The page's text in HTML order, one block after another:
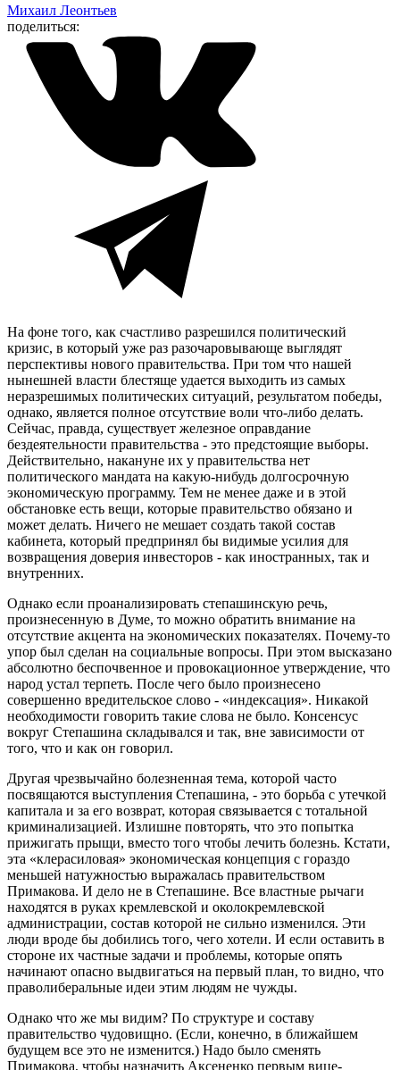
Михаил Леонтьев
поделиться:
На фоне того, как счастливо разрешился политический
кризис, в который уже раз разочаровывающе выглядят
перспективы нового правительства. При том что нашей
нынешней власти блестяще удается выходить из самых
неразрешимых политических ситуаций, результатом победы,
однако, является полное отсутствие воли что-либо делать.
Сейчас, правда, существует железное оправдание
бездеятельности правительства - это предстоящие выборы.
Действительно, накануне их у правительства нет
политического мандата на какую-нибудь долгосрочную
экономическую программу. Тем не менее даже и в этой
обстановке есть вещи, которые правительство обязано и
может делать. Ничего не мешает создать такой состав
кабинета, который предпринял бы видимые усилия для
возвращения доверия инвесторов - как иностранных, так и
внутренних.
Однако если проанализировать степашинскую речь,
произнесенную в Думе, то можно обратить внимание на
отсутствие акцента на экономических показателях. Почему-то
упор был сделан на социальные вопросы. При этом высказано
абсолютно беспочвенное и провокационное утверждение, что
народ устал терпеть. После чего было произнесено
совершенно вредительское слово - «индексация». Никакой
необходимости говорить такие слова не было. Консенсус
вокруг Степашина складывался и так, вне зависимости от
того, что и как он говорил.
Другая чрезвычайно болезненная тема, которой часто
посвящаются выступления Степашина, - это борьба с утечкой
капитала и за его возврат, которая связывается с тотальной
криминализацией. Излишне повторять, что это попытка
прижигать прыщи, вместо того чтобы лечить болезнь. Кстати,
эта «клерасиловая» экономическая концепция с гораздо
меньшей натужностью выражалась правительством
Примакова. И дело не в Степашине. Все властные рычаги
находятся в руках кремлевской и околокремлевской
администрации, состав которой не сильно изменился. Эти
люди вроде бы добились того, чего хотели. И если оставить в
стороне их частные задачи и проблемы, которые опять
начинают опасно выдвигаться на первый план, то видно, что
праволиберальные идеи этим людям не чужды.
Однако что же мы видим? По структуре и составу
правительство чудовищно. (Если, конечно, в ближайшем
будущем все это не изменится.) Надо было сменять
Примакова, чтобы назначить Аксененко первым вице-